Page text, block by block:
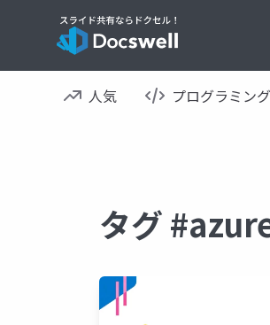
人気 プログラミング
タグ